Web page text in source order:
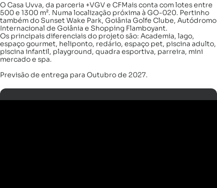
O Casa Uvva, da parceria +VGV e CFMais conta com lotes entre
500 e 1300 m². Numa localização próxima à GO-020. Pertinho
também do Sunset Wake Park, Goiânia Golfe Clube, Autódromo
Internacional de Goiânia e Shopping Flamboyant.
Os principais diferenciais do projeto são: Academia, lago,
espaço gourmet, heliponto, redário, espaço pet, piscina adulto,
piscina infantil, playground, quadra esportiva, parreira, mini
mercado e spa.
Previsão de entrega para Outubro de 2027.